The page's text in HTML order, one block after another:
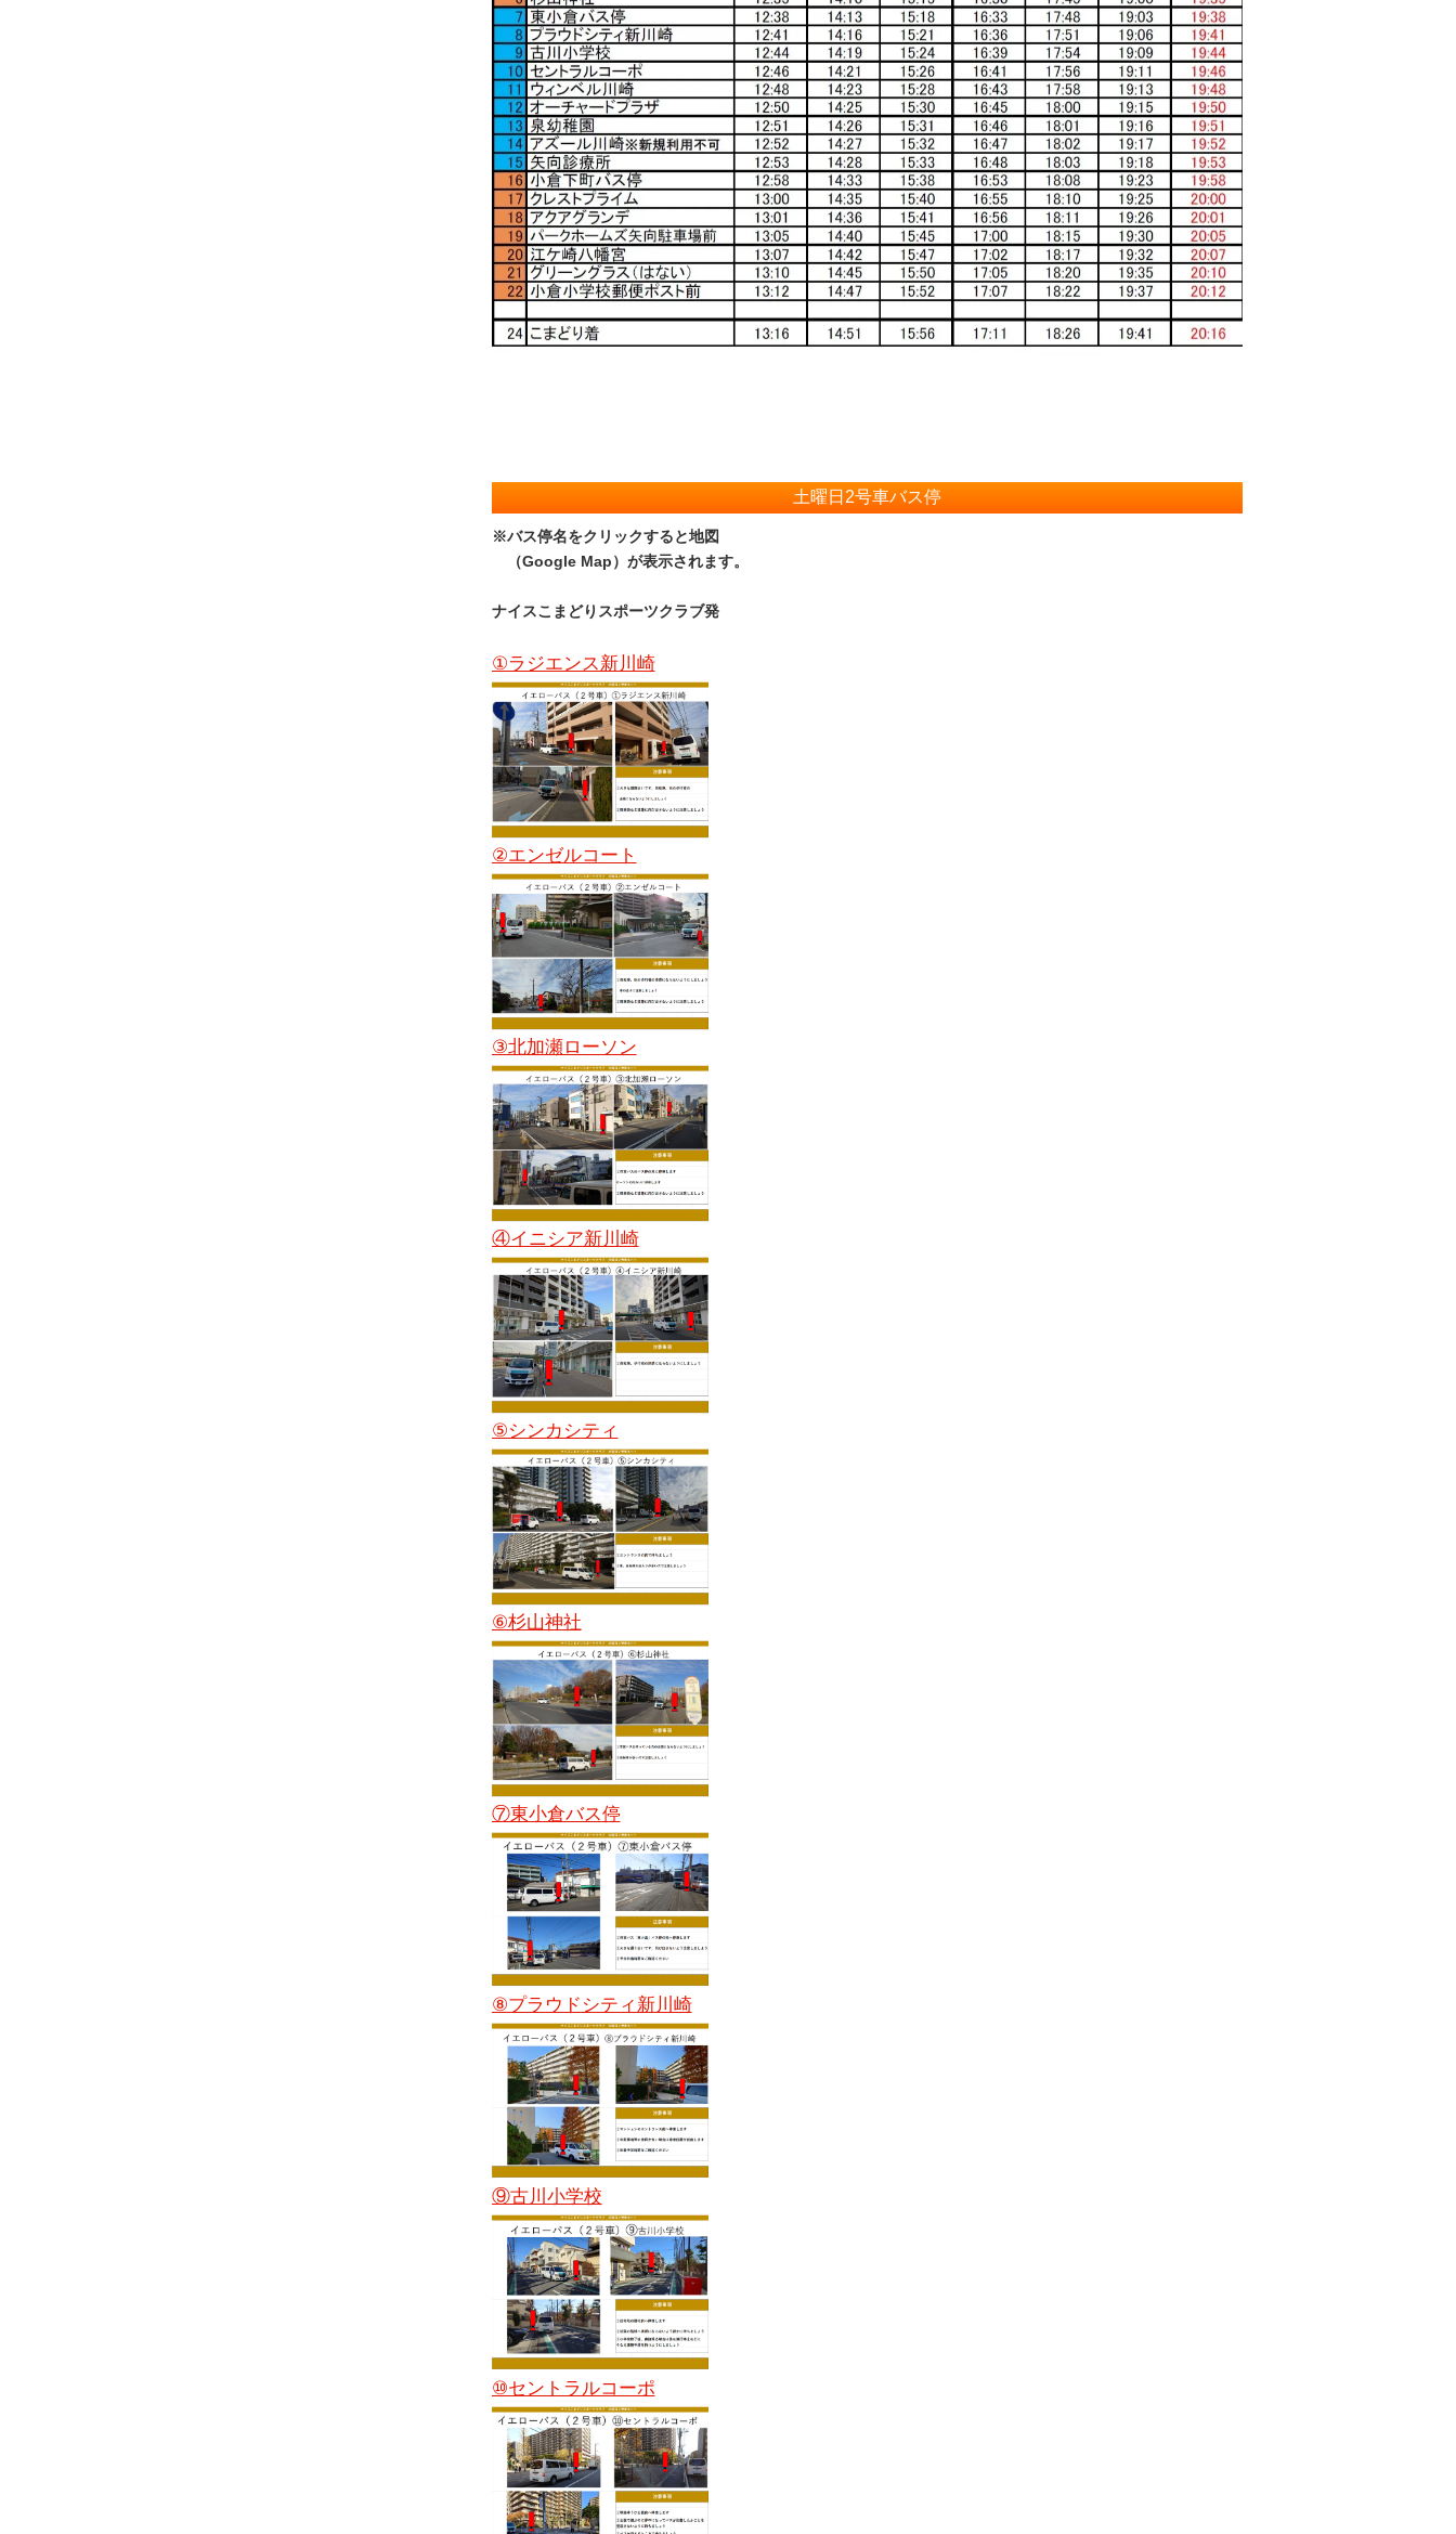
土曜日2号車バス停
※バス停名をクリックすると地図
（Google Map）が表示されます。
ナイスこまどりスポーツクラブ発
①ラジエンス新川崎
②エンゼルコート
③北加瀬ローソン
④イニシア新川崎
⑤シンカシティ
⑥杉山神社
⑦東小倉バス停
⑧プラウドシティ新川崎
⑨古川小学校
⑩セントラルコーポ